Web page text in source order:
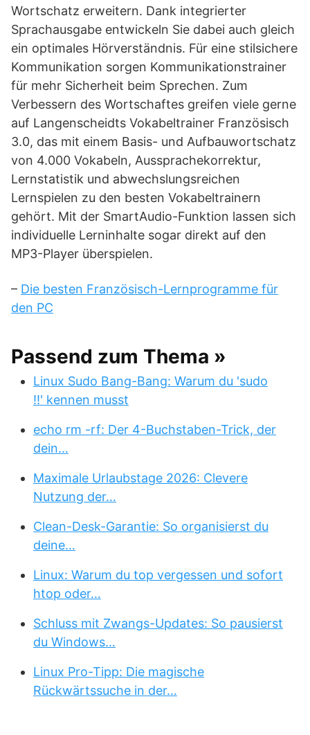
Wortschatz erweitern. Dank integrierter
Sprachausgabe entwickeln Sie dabei auch gleich
ein optimales Hörverständnis. Für eine stilsichere
Kommunikation sorgen Kommunikationstrainer
für mehr Sicherheit beim Sprechen. Zum
Verbessern des Wortschaftes greifen viele gerne
auf Langenscheidts Vokabeltrainer Französisch
3.0, das mit einem Basis- und Aufbauwortschatz
von 4.000 Vokabeln, Aussprachekorrektur,
Lernstatistik und abwechslungsreichen
Lernspielen zu den besten Vokabeltrainern
gehört. Mit der SmartAudio-Funktion lassen sich
individuelle Lerninhalte sogar direkt auf den
MP3-Player überspielen.
– Die besten Französisch-Lernprogramme für
den PC
Passend zum Thema »
Linux Sudo Bang-Bang: Warum du 'sudo
!!' kennen musst
echo rm -rf: Der 4-Buchstaben-Trick, der
dein…
Maximale Urlaubstage 2026: Clevere
Nutzung der…
Clean-Desk-Garantie: So organisierst du
deine…
Linux: Warum du top vergessen und sofort
htop oder…
Schluss mit Zwangs-Updates: So pausierst
du Windows…
Linux Pro-Tipp: Die magische
Rückwärtssuche in der…